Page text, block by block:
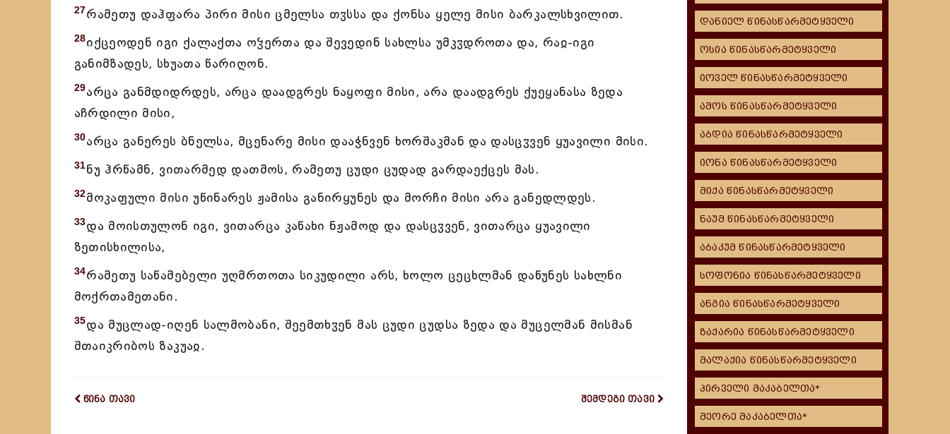
27რამეთუ დაჰფარა პირი მისი ცმელსა თჳსსა და ქონსა ყელე მისი ბარკალსხვილით.
28იქცეოდენ იგი ქალაქთა ოჴერთა და შევედინ სახლსა უმკჳდროთა და, რაჲ-იგი
განიმზადეს, სხუათა წარიღონ.
29არცა განმდიდრდეს, არცა დაადგრეს ნაყოფი მისი, არა დაადგრეს ქუეყანასა ზედა
აჩრდილი მისი,
30არცა განერეს ბნელსა, მცენარე მისი დააჭნვენ ხორშაკმან და დასცჳვენ ყუავილი მისი.
31ნუ ჰრწამნ, ვითარმედ დათმოს, რამეთუ ცუდი ცუდად გარდაექცეს მას.
32მოკაფული მისი უწინარეს ჟამისა განირყუნეს და მორჩი მისი არა განედლდეს.
33და მოისთულონ იგი, ვითარცა კაწახი ნჟამოდ და დასცჳვენ, ვითარცა ყუავილი
ზეთისხილისა,
34რამეთუ საწამებელი უღმრთოთა სიკუდილი არს, ხოლო ცეცხლმან დაწუნეს სახლნი
მოქრთამეთანი.
35და მუცლად-იღენ სალმობანი, შეემთხჳენ მას ცუდი ცუდსა ზედა და მუცელმან მისმან
შთაიკრიბოს ზაკუაჲ.
წინა თავი შემდეგი თავი
დანიელ წინასწარმეტყველი
ოსია წინასწარმეტყველი
იოველ წინასწარმეტყველი
ამოს წინასწარმეტყველი
აბდია წინასწარმეტყველი
იონა წინასწარმეტყველი
მიქა წინასწარმეტყველი
ნაუმ წინასწარმეტყველი
აბაკუმ წინასწარმეტყველი
სოფონია წინასწარმეტყველი
ანგია წინასწარმეტყველი
ზაქარია წინასწარმეტყველი
მალაქია წინასწარმეტყველი
პირველი მაკაბელთა*
მეორე მაკაბელთა*